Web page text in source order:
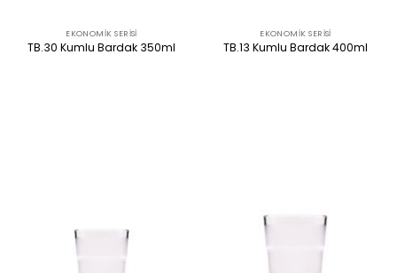
EKONOMIK SERISI
TB.30 Kumlu Bardak 350ml
EKONOMIK SERISI
TB.13 Kumlu Bardak 400ml